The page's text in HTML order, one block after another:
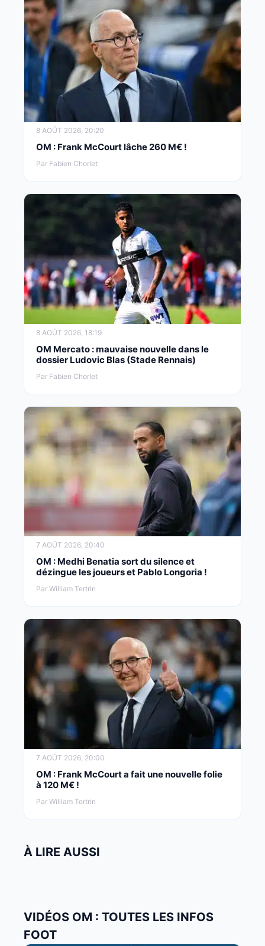
8 AOÛT 2026, 20:20
OM : Frank McCourt lâche 260 M€ !
Par Fabien Chorlet
8 AOÛT 2026, 18:19
OM Mercato : mauvaise nouvelle dans le
dossier Ludovic Blas (Stade Rennais)
Par Fabien Chorlet
7 AOÛT 2026, 20:40
OM : Medhi Benatia sort du silence et
dézingue les joueurs et Pablo Longoria !
Par William Tertrin
7 AOÛT 2026, 20:00
OM : Frank McCourt a fait une nouvelle folie
à 120 M€ !
Par William Tertrin
À LIRE AUSSI
VIDÉOS OM : TOUTES LES INFOS
FOOT